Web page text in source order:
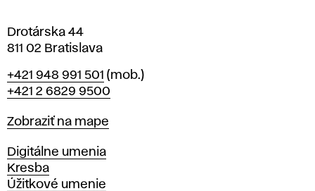
Drotárska 44
811 02 Bratislava
Telefón
+421 948 991 501 (mob.)
+421 2 6829 9500
Mapa
Zobraziť na mape
Katedry
Digitálne umenia
Kresba
Úžitkové umenie